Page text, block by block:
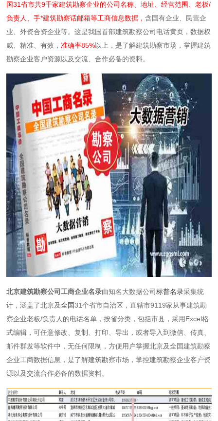
国31省市共9千家建筑勘察企业的公司名称、地址、经营范围、老板/
负责人、手*建筑勘察话邮箱等工商信息数据，含国有企业、民营企
业、外资合资企业等。这是我国首部建筑勘察公司电话黄页，数据权
威、精准、有效，准确率85%以上，是了解建筑勘察市场，掌握建筑
勘察企业客户资源以及交流、合作必备的资料。
北京建筑勘察公司工商企业名录由知名大数据公司标普名录采集统
计，涵盖了北京及全国31个省市自治区，直辖市9119家从事建筑勘
察企业老板/负责人的电话名单，按省分类，包括市县，采用Excel格
式编辑，可任意修改、复制、打印、导出，或者导入到微信、传真、
邮件群发等软件中，无任何限制，方便用户掌握北京及全国建筑勘察
企业工商数据信息，是了解建筑勘察市场，掌控建筑勘察企业客户资
源以及交流合作必备的数据资料。